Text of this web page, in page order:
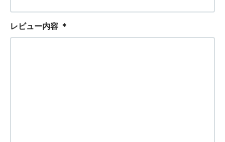
レビュー内容 ＊